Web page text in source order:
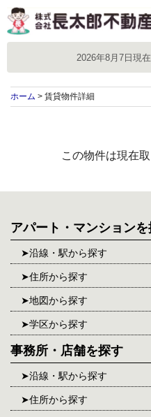
2026年8月7日現
ホーム > 賃貸物件詳細
この物件は現在
アパート・マンション
沿線・駅から探す
住所から探す
地図から探す
学区から探す
事務所・店舗を探す
沿線・駅から探す
住所から探す